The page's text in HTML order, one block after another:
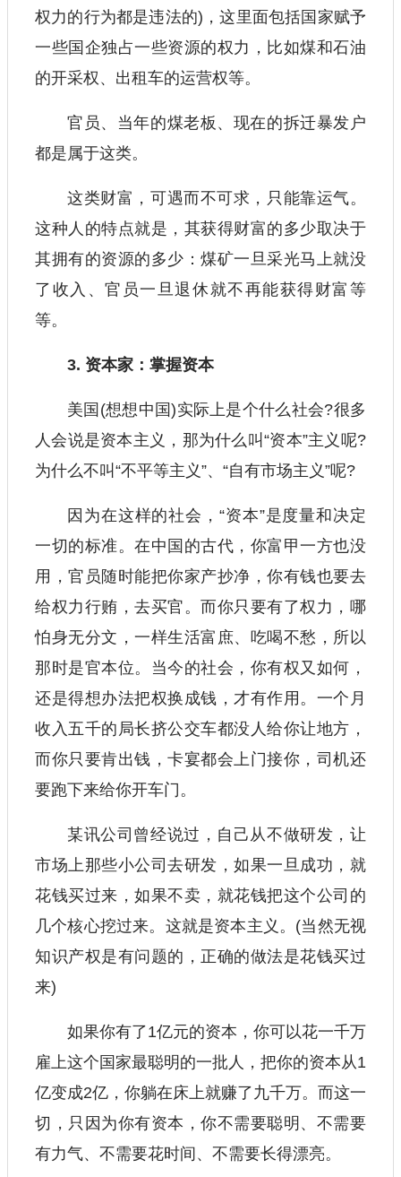
权力的行为都是违法的)，这里面包括国家赋予
一些国企独占一些资源的权力，比如煤和石油
的开采权、出租车的运营权等。
官员、当年的煤老板、现在的拆迁暴发户
都是属于这类。
这类财富，可遇而不可求，只能靠运气。
这种人的特点就是，其获得财富的多少取决于
其拥有的资源的多少：煤矿一旦采光马上就没
了收入、官员一旦退休就不再能获得财富等
等。
3. 资本家：掌握资本
美国(想想中国)实际上是个什么社会?很多
人会说是资本主义，那为什么叫“资本”主义呢?
为什么不叫“不平等主义”、“自有市场主义”呢?
因为在这样的社会，“资本”是度量和决定
一切的标准。在中国的古代，你富甲一方也没
用，官员随时能把你家产抄净，你有钱也要去
给权力行贿，去买官。而你只要有了权力，哪
怕身无分文，一样生活富庶、吃喝不愁，所以
那时是官本位。当今的社会，你有权又如何，
还是得想办法把权换成钱，才有作用。一个月
收入五千的局长挤公交车都没人给你让地方，
而你只要肯出钱，卡宴都会上门接你，司机还
要跑下来给你开车门。
某讯公司曾经说过，自己从不做研发，让
市场上那些小公司去研发，如果一旦成功，就
花钱买过来，如果不卖，就花钱把这个公司的
几个核心挖过来。这就是资本主义。(当然无视
知识产权是有问题的，正确的做法是花钱买过
来)
如果你有了1亿元的资本，你可以花一千万
雇上这个国家最聪明的一批人，把你的资本从1
亿变成2亿，你躺在床上就赚了九千万。而这一
切，只因为你有资本，你不需要聪明、不需要
有力气、不需要花时间、不需要长得漂亮。